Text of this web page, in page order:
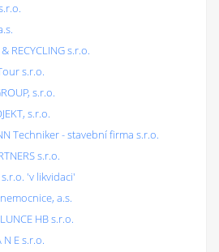
RECYCLING s.r.o.
s.r.o.
s.r.o.
s.r.o.
Techniker - stavební firma s.r.o.
s.r.o.
'v likvidaci'
a.s.
HB s.r.o.
N E s.r.o.